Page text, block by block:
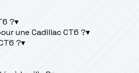
?▾
une Cadillac CT6 ?▾
?▾